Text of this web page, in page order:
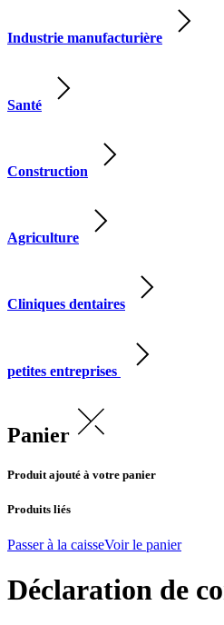
Industrie manufacturière
Santé
Construction
Agriculture
Cliniques dentaires
petites entreprises
Panier
Produit ajouté à votre panier
Produits liés
Passer à la caisseVoir le panier
Déclaration de